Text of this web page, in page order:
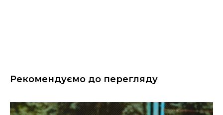
Рекомендуємо до перегляду